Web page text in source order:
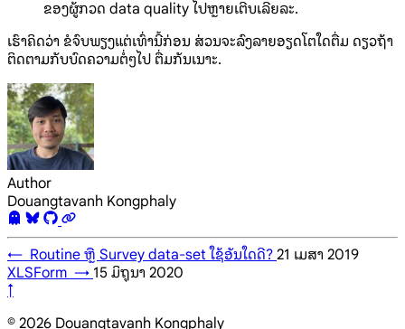
ຂອງຜູ້ກວດ data quality ໄປຫຼາຍເຕີບເລີຍລະ.
ເຮົາຄິດວ່າ ຂໍຈົບພຽງແຕ່ເທົ່ານີ້ກ່ອນ ສ່ວນຈະລົງລາຍອຽດໂຕໃດຕື່ມ ດຽວຖ້າ
ຕິດຕາມກັບບົດຄວາມຕໍ່ໆໄປ ຕື່ມກັນເນາະ.
Author
Douangtavanh Kongphaly
← Routine ຫຼື Survey data-set ໃຊ້ອັນໃດດີ? 21 ເມສາ 2019
XLSForm → 15 ມິຖຸນາ 2020
↑
© 2026 Douangtavanh Kongphaly